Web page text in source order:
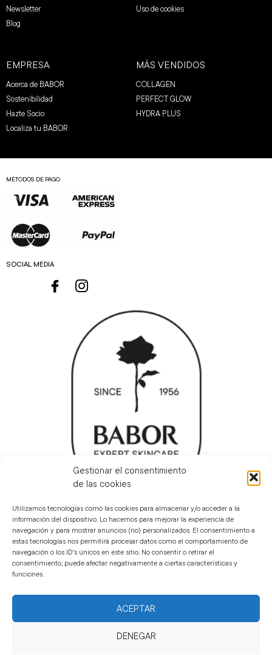
Gestionar el consentimiento
de las cookies
Utilizamos tecnologías como las cookies para almacenar y/o acceder a la
información del dispositivo. Lo hacemos para mejorar la experiencia de
navegación y para mostrar anuncios (no) personalizados. El consentimiento a
estas tecnologías nos permitirá procesar datos como el comportamiento de
navegación o los ID's únicos en este sitio. No consentir o retirar el
consentimiento, puede afectar negativamente a ciertas características y
funciones.
ACEPTAR
DENEGAR
Newsletter
Blog
Uso de cookies
EMPRESA
Acerca de BABOR
Sostenibilidad
Hazte Socio
Localiza tu BABOR
MÁS VENDIDOS
COLLAGEN
PERFECT GLOW
HYDRA PLUS
MÉTODOS DE PAGO
SOCIAL MEDIA
Privacidad
Términos de uso -
Legal
Uso de cookies